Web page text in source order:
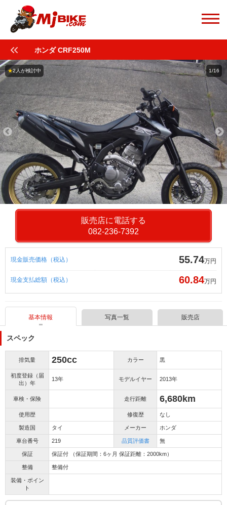
ホンダ CRF250M
1/16
★2人が検討中
販売店に電話する
082-236-7392
現金販売価格（税込） 55.74万円
現金支払総額（税込） 60.84万円
基本情報 写真一覧 販売店
スペック
排気量 250cc カラー 黒
初度登録（届
出）年
13年 モデルイヤー 2013年
車検・保険 走行距離 6,680km
使用歴 修復歴 なし
製造国 タイ メーカー ホンダ
車台番号 219 品質評価書 無
保証 保証付 （保証期間：6ヶ月 保証距離：2000km）
整備 整備付
装備・ポイン
ト